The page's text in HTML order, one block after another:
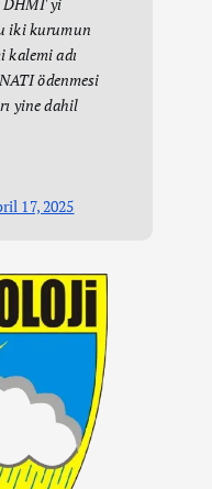
iki kurumun
kalemi adı
ödenmesi
yine dahil
17, 2025